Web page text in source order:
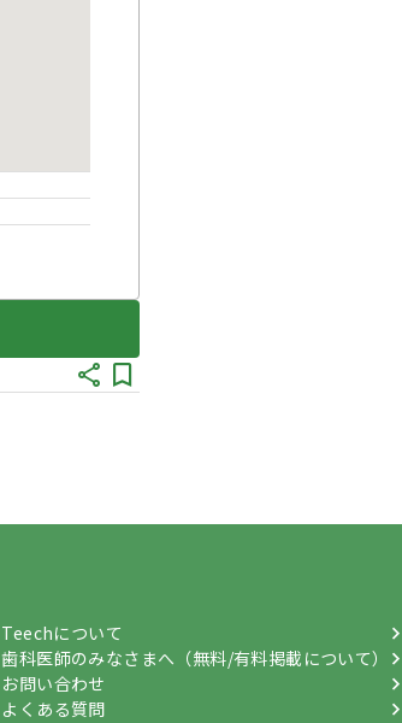
Teechについて
歯科医師のみなさまへ（無料/有料掲載について）
お問い合わせ
よくある質問